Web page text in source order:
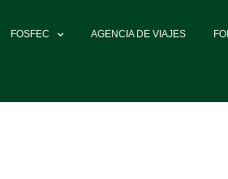
FOSFEC AGENCIA DE VIAJES